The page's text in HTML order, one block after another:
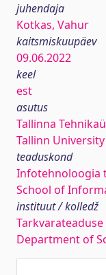
juhendaja
Kotkas, Vahur
kaitsmiskuupäev
09.06.2022
keel
est
asutus
Tallinna
Tallinn
teaduskond
Infotehnoloogia
School of
instituut / kolledž
Department of